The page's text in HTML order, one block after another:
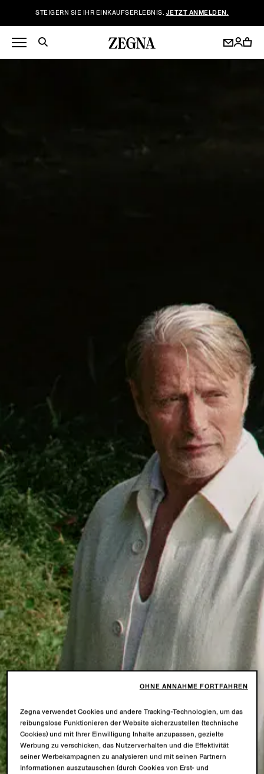
STEIGERN SIE IHR EINKAUFSERLEBNIS. JETZT ANMELDEN.
Zegna verwendet Cookies und andere Tracking-Technologien, um das
reibungslose Funktionieren der Website sicherzustellen (technische
Cookies) und mit Ihrer Einwilligung Inhalte anzupassen, gezielte
Werbung zu verschicken, das Nutzerverhalten und die Effektivität
seiner Werbekampagnen zu analysieren und mit seinen Partnern
Informationen auszutauschen (durch Cookies von Erst- und
OHNE ANNAHME FORTFAHREN